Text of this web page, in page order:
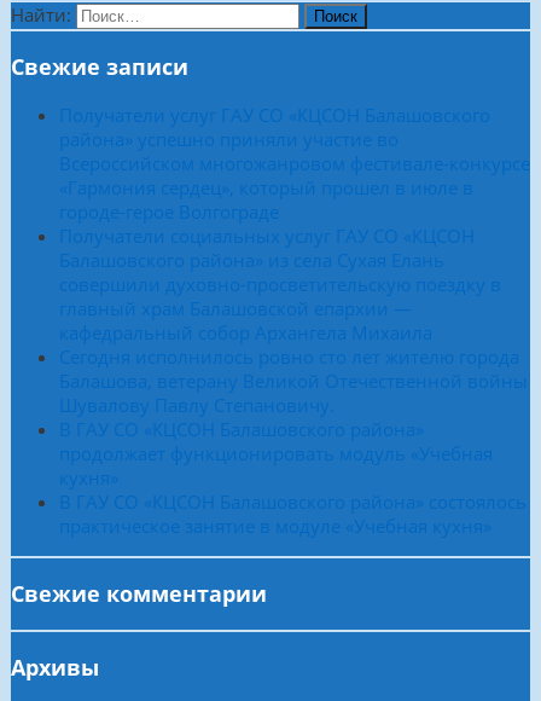
Найти:
Свежие записи
Получатели услуг ГАУ СО «КЦСОН Балашовского
района» успешно приняли участие во
Всероссийском многожанровом фестивале-конкурсе
«Гармония сердец», который прошел в июле в
городе-герое Волгограде
Получатели социальных услуг ГАУ СО «КЦСОН
Балашовского района» из села Сухая Елань
совершили духовно-просветительскую поездку в
главный храм Балашовской епархии —
кафедральный собор Архангела Михаила
Сегодня исполнилось ровно сто лет жителю города
Балашова, ветерану Великой Отечественной войны
Шувалову Павлу Степановичу.
В ГАУ СО «КЦСОН Балашовского района»
продолжает функционировать модуль «Учебная
кухня»
В ГАУ СО «КЦСОН Балашовского района» состоялось
практическое занятие в модуле «Учебная кухня»
Свежие комментарии
Архивы